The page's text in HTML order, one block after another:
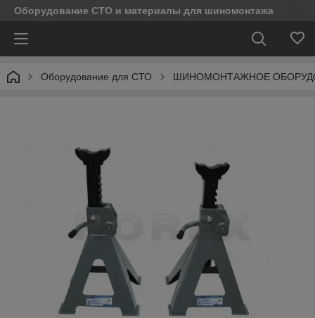
Оборудование СТО и материалы для шиномонтажа
Оборудование для СТО ШИНОМОНТАЖНОЕ